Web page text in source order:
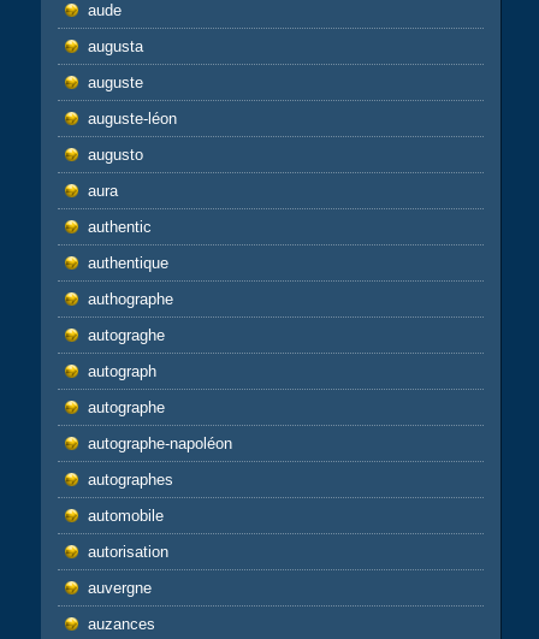
aude
augusta
auguste
auguste-léon
augusto
aura
authentic
authentique
authographe
autograghe
autograph
autographe
autographe-napoléon
autographes
automobile
autorisation
auvergne
auzances